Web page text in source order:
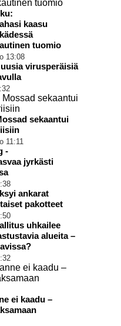
kaasu
tuomio
13:08
virusperäisiä
sekaantui
11:11
-
jyrkästi
ankarat
pakotteet
uhkailee
alueita –
ei kaadu –